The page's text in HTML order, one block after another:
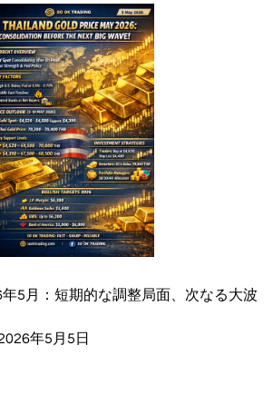
5月：短期的な調整局面、次なる大波
年5月5日